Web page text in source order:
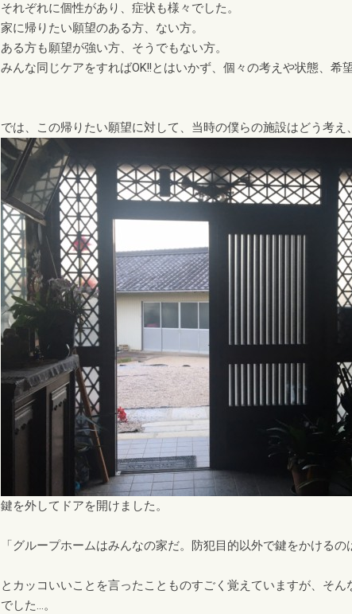
それぞれに個性があり、症状も様々でした。
家に帰りたい願望のある方、ない方。
ある方も願望が強い方、そうでもない方。
みんな同じケアをすればOK!!とはいかず、個々の考えや状態、希
では、この帰りたい願望に対して、当時の僕らの施設はどう考え
鍵を外してドアを開けました。
「グループホームはみんなの家だ。防犯目的以外で鍵をかける
とカッコいいことを言ったことものすごく覚えていますが、そ
でした…。